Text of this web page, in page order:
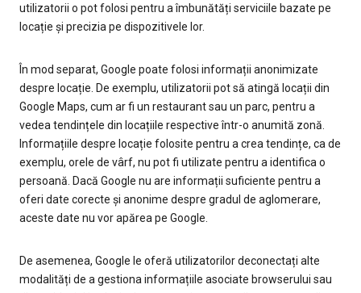
utilizatorii o pot folosi pentru a îmbunătăți serviciile bazate pe
locație și precizia pe dispozitivele lor.
În mod separat, Google poate folosi informații anonimizate
despre locație. De exemplu, utilizatorii pot să atingă locații din
Google Maps, cum ar fi un restaurant sau un parc, pentru a
vedea tendințele din locațiile respective într-o anumită zonă.
Informațiile despre locație folosite pentru a crea tendințe, ca de
exemplu, orele de vârf, nu pot fi utilizate pentru a identifica o
persoană. Dacă Google nu are informații suficiente pentru a
oferi date corecte și anonime despre gradul de aglomerare,
aceste date nu vor apărea pe Google.
De asemenea, Google le oferă utilizatorilor deconectați alte
modalități de a gestiona informațiile asociate browserului sau